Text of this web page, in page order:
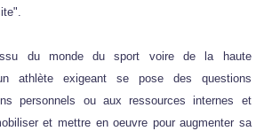
du monde du sport voire de la haute
athlète exigeant se pose des questions
personnels ou aux ressources internes et
et mettre en oeuvre pour augmenter sa